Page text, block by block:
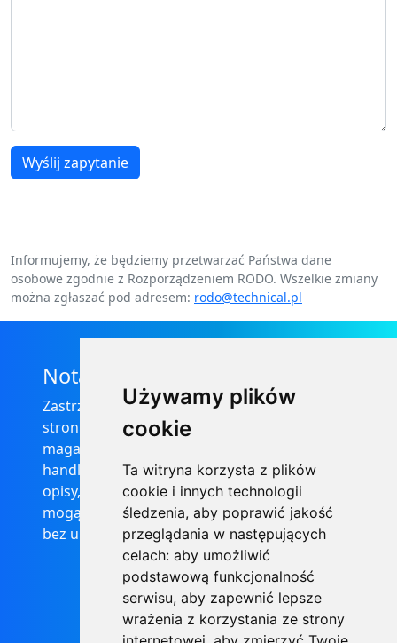
Używamy plików
cookie
Ta witryna korzysta z plików
cookie i innych technologii
śledzenia, aby poprawić jakość
przeglądania w następujących
celach: aby umożliwić
podstawową funkcjonalność
serwisu, aby zapewnić lepsze
wrażenia z korzystania ze strony
Wyślij zapytanie
Informujemy, że będziemy przetwarzać Państwa dane
osobowe zgodnie z Rozporządzeniem RODO. Wszelkie zmiany
można zgłaszać pod adresem: rodo@technical.pl
Nota prawna
Zastrzega się, że informacje zamieszczone na
stronie internetowej https://informator-
magazynowy.technical.pl/ nie stanowią oferty
handlowej w rozumieniu prawa, ponadto
opisy, dane techniczne i pozostałe informacje
mogą ulec zmianie bez podania przyczyny i
bez uprzedzenia.